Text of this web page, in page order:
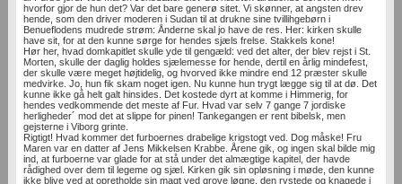
hvorfor gjor­ de hun det? Var det bare generø­ sitet. Vi skønner, at angsten drev
hende, som den driver moderen i Sudan til at drukne sine tvillihgebørn i
Benueflodens mudrede strøm: Ånderne skal jo have de­ res. Her: kirken skulle
have sit, for at den kunne sørge for hendes sjæls frelse. Stakkels kone!
Hør her, hvad domkapitlet skulle yde til gengæld: ved det alter, der blev rejst i St.
Morten, skulle der daglig holdes sjælemesse for hende, dertil en årlig mindefest,
der skulle være meget højtidelig, og hvorved ikke mindre end 12 præster skulle
medvirke. Jo, hun fik skam noget igen. Nu kunne hun trygt lægge sig til at dø. Det
kunne ikke gå helt galt hinsides. Det kostede dyrt at komme i Himmerig, for
hendes vedkommende det meste af Fur. Hvad var selv 7 gange 7 jordiske
herligheder´ mod det at slippe for pinen! Tankegangen er rent bibelsk, men
gejsterne i Viborg grinte.
Rigtigt! Hvad kommer det furboernes drabelige krigstogt ved. Dog måske! Fru
Maren var en datter af Jens Mikkelsen Krabbe. Årene gik, og ingen skal bilde mig
ind, at furboerne var glade for at stå under det almægtige kapitel, der havde
rådighed over dem til legeme og sjæl. Kirken gik sin opløsning i møde, den kunne
ikke blive ved at opretholde sin magt ved grove løgne, den rystede og knagede i